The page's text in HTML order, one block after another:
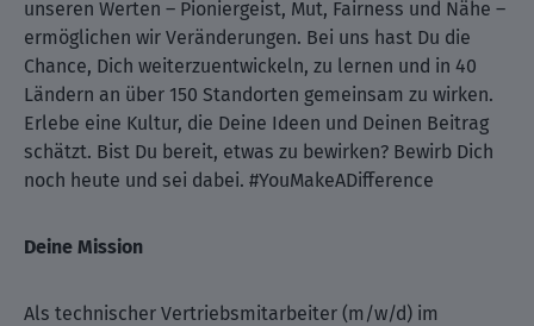
unseren Werten – Pioniergeist, Mut, Fairness und Nähe –
ermöglichen wir Veränderungen. Bei uns hast Du die
Chance, Dich weiterzuentwickeln, zu lernen und in 40
Ländern an über 150 Standorten gemeinsam zu wirken.
Erlebe eine Kultur, die Deine Ideen und Deinen Beitrag
schätzt. Bist Du bereit, etwas zu bewirken? Bewirb Dich
noch heute und sei dabei. #YouMakeADifference
Deine Mission
Als technischer Vertriebsmitarbeiter (m/w/d) im